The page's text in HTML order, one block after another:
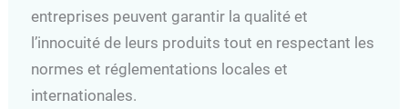
entreprises peuvent garantir la qualité et
l’innocuité de leurs produits tout en respectant les
normes et réglementations locales et
internationales.